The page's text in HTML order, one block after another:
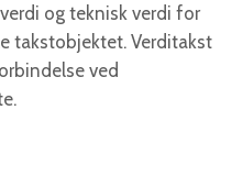
og teknisk verdi for
takstobjektet. Verditakst
ved